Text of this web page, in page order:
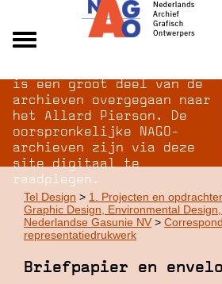
Over NAGO
Over WCI
Inloggen
is een groot deel van de
archieven overgegaan naar
het Allard Pierson. De
oorspronkelijke NAGO-
archieven zijn via deze
site digitaal te
raadplegen.
Tel Design > 1. Projecten en
Graphic Design, Environmental
Nederlandse Gasunie NV >
representatiedrukwerk
Briefpapier en